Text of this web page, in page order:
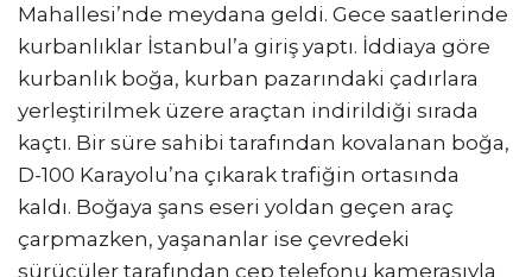
Mahallesi’nde meydana geldi. Gece saatlerinde
kurbanlıklar İstanbul’a giriş yaptı. İddiaya göre
kurbanlık boğa, kurban pazarındaki çadırlara
yerleştirilmek üzere araçtan indirildiği sırada
kaçtı. Bir süre sahibi tarafından kovalanan boğa,
D-100 Karayolu’na çıkarak trafiğin ortasında
kaldı. Boğaya şans eseri yoldan geçen araç
çarpmazken, yaşananlar ise çevredeki
sürücüler tarafından cep telefonu kamerasıyla